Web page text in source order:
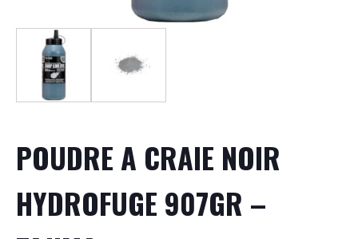
POUDRE A CRAIE NOIR
HYDROFUGE 907GR –